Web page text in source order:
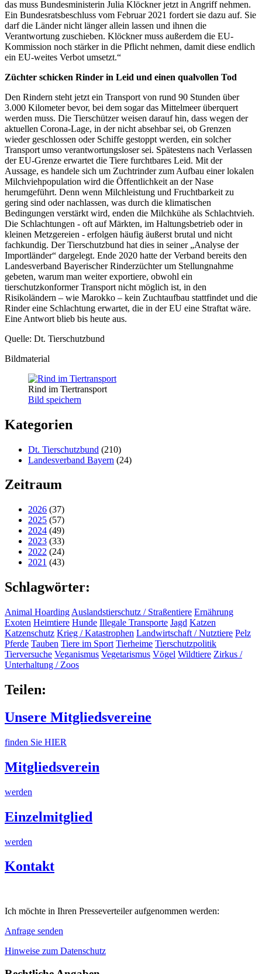
das muss Bundesministerin Julia Klöckner jetzt in Angriff nehmen.
Ein Bundesratsbeschluss vom Februar 2021 fordert sie dazu auf. Sie
darf die Länder nicht länger allein lassen und ihnen die
Verantwortung zuschieben. Klöckner muss außerdem die EU-
Kommission noch stärker in die Pflicht nehmen, damit diese endlich
ein EU-weites Verbot umsetzt.“
Züchter schicken Rinder in Leid und einen qualvollen Tod
Den Rindern steht jetzt ein Transport von rund 90 Stunden über
3.000 Kilometer bevor, bei dem sogar das Mittelmeer überquert
werden muss. Die Tierschützer weisen darauf hin, dass wegen der
aktuellen Corona-Lage, in der nicht absehbar sei, ob Grenzen
wieder geschlossen oder Schiffe gestoppt werden, ein solcher
Transport umso verantwortungsloser sei. Spätestens nach Verlassen
der EU-Grenze erwartet die Tiere furchtbares Leid. Mit der
Aussage, es handele sich um Zuchtrinder zum Aufbau einer lokalen
Milchviehpopulation wird die Öffentlichkeit an der Nase
herumgeführt. Denn wenn Milchleistung und Fruchtbarkeit zu
gering sind oder nachlassen, was durch die klimatischen
Bedingungen verstärkt wird, enden die Milchkühe als Schlachtvieh.
Die Schlachtungen - oft auf Märkten, im Haltungsbetrieb oder in
kleinen Metzgereien - erfolgen häufig äußerst brutal und nicht
fachkundig. Der Tierschutzbund hat dies in seiner „Analyse der
Importländer“ dargelegt. Ende 2020 hatte der Verband bereits den
Landesverband Bayerischer Rinderzüchter um Stellungnahme
gebeten, warum man weiter exportiere, obwohl ein
tierschutzkonformer Transport nicht möglich ist, in den
Risikoländern – wie Marokko – kein Zuchtaufbau stattfindet und die
Rinder eine Schlachtung erwartet, die in der EU eine Straftat wäre.
Eine Antwort blieb bis heute aus.
Quelle: Dt. Tierschutzbund
Bildmaterial
Rind im Tiertransport
Bild speichern
Kategorien
Dt. Tierschutzbund (210)
Landesverband Bayern (24)
Zeitraum
2026 (37)
2025 (57)
2024 (49)
2023 (33)
2022 (24)
2021 (43)
Schlagwörter:
Animal Hoarding Auslandstierschutz / Straßentiere Ernährung
Exoten Heimtiere Hunde Illegale Transporte Jagd Katzen
Katzenschutz Krieg / Katastrophen Landwirtschaft / Nutztiere Pelz
Pferde Tauben Tiere im Sport Tierheime Tierschutzpolitik
Tierversuche Veganismus Vegetarismus Vögel Wildtiere Zirkus /
Unterhaltung / Zoos
Teilen:
Unsere Mitgliedsvereine
finden Sie HIER
Mitgliedsverein
werden
Einzelmitglied
werden
Kontakt
Ich möchte in Ihren Presseverteiler aufgenommen werden:
Anfrage senden
Hinweise zum Datenschutz